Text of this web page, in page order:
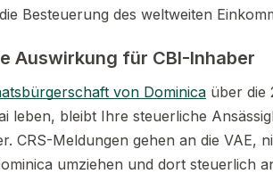
Besteuerung des weltweiten
Auswirkung für CBI-Inhaber
von Dominica über die
leben, bleibt Ihre steuerliche
CRS-Meldungen gehen an die VAE,
umziehen und dort steuerlich